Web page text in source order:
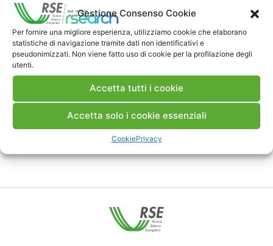
Gestione Consenso Cookie
Per fornire una migliore esperienza, utilizziamo cookie che elaborano
statistiche di navigazione tramite dati non identificativi e
pseudonimizzati. Non viene fatto uso di cookie per la profilazione degli
utenti.
Accetta tutti i cookie
Accetta solo i cookie essenziali
CookiePrivacy
Scarica Articolo ISI
Commenti
Pubblica un commento